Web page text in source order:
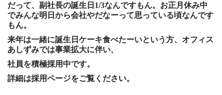
だって、副社長の誕生日1/3なんですもん。お正月休み中
でみんな明日から会社やだなーって思っている頃なんです
もん。
来年は一緒に誕生日ケーキ食べたーいという方、オフィス
あしずみでは事業拡大に伴い、
社員を積極採用中です。
詳細は採用ページをご覧ください。